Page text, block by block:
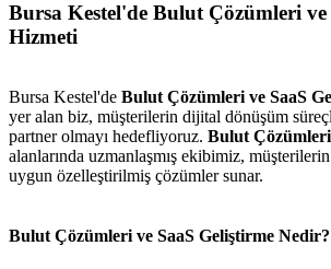
Bursa Kestel'de Bulut Çözümleri ve
Hizmeti
Bursa Kestel'de Bulut Çözümleri ve SaaS
yer alan biz, müşterilerin dijital dönüşüm
partner olmayı hedefliyoruz. Bulut Çözümleri
alanlarında uzmanlaşmış ekibimiz,
uygun özelleştirilmiş çözümler sunar.
Bulut Çözümleri ve SaaS Geliştirme Nedir?